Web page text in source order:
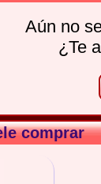
Aún no
¿Te
comprar